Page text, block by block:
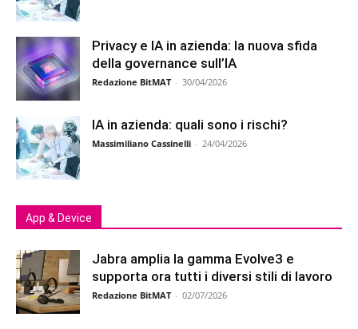
Privacy e IA in azienda: la nuova sfida
della governance sull’IA
Redazione BitMAT - 30/04/2026
IA in azienda: quali sono i rischi?
Massimiliano Cassinelli - 24/04/2026
App & Device
Jabra amplia la gamma Evolve3 e
supporta ora tutti i diversi stili di lavoro
Redazione BitMAT - 02/07/2026